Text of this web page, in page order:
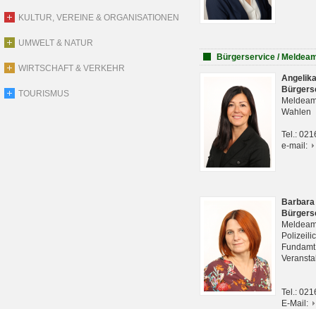
KULTUR, VEREINE & ORGANISATIONEN
UMWELT & NATUR
WIRTSCHAFT & VERKEHR
TOURISMUS
Bürgerservice /
Wahlen
Tel.:
e-mail:
Tel.:
E-Mail: